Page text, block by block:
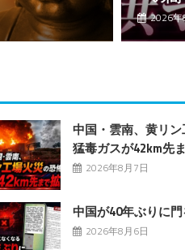
2026
中国・雲南、黄リ
猛毒ガスが42km先
2026年8月7日
中国が40年ぶりに
2026年8月6日